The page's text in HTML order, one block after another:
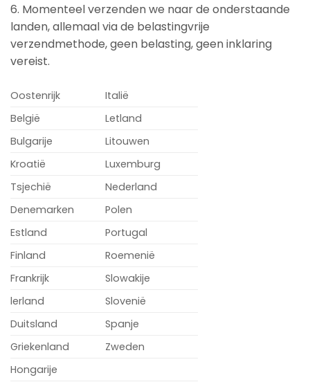
6. Momenteel verzenden we naar de onderstaande
landen, allemaal via de belastingvrije
verzendmethode, geen belasting, geen inklaring
vereist.
Oostenrijk
Italië
België
Letland
Bulgarije
Litouwen
Kroatië
Luxemburg
Tsjechië
Nederland
Denemarken
Polen
Estland
Portugal
Finland
Roemenië
Frankrijk
Slowakije
lerland
Slovenië
Duitsland
Spanje
Griekenland
Zweden
Hongarije